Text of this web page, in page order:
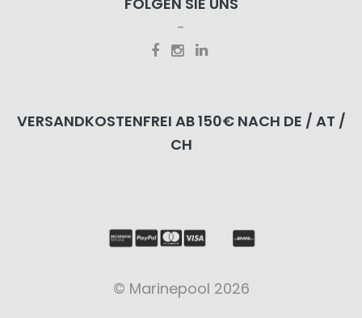
VERSANDKOSTENFREI AB 150€ NACH DE / AT /
CH
© Marinepool 2026